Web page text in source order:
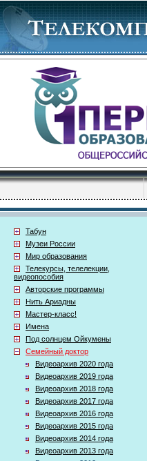
Табун
Музеи России
Мир образования
Телекурсы, телелекции,
видеопособия
Авторские программы
Нить Ариадны
Мастер-класс!
Имена
Под солнцем Ойкумены
Семейный доктор
Видеоархив 2020 года
Видеоархив 2019 года
Видеоархив 2018 года
Видеоархив 2017 года
Видеоархив 2016 года
Видеоархив 2015 года
Видеоархив 2014 года
Видеоархив 2013 года